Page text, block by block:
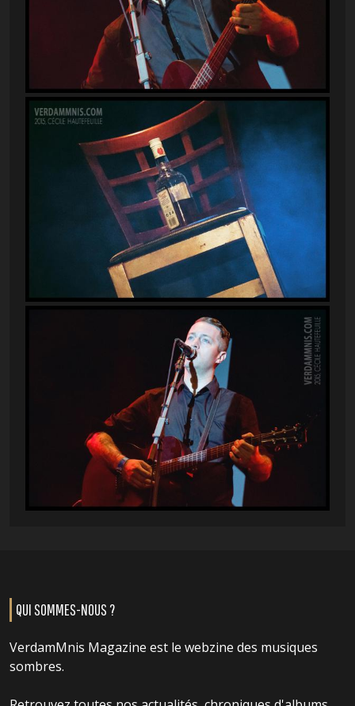
QUI SOMMES-NOUS ?
VerdamMnis Magazine est le webzine des musiques
sombres.